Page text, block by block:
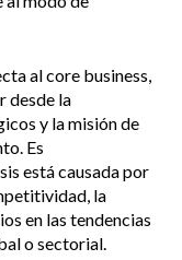
al core business,
desde la
y la misión de
Es
está causada por
la
en las tendencias
o sectorial.